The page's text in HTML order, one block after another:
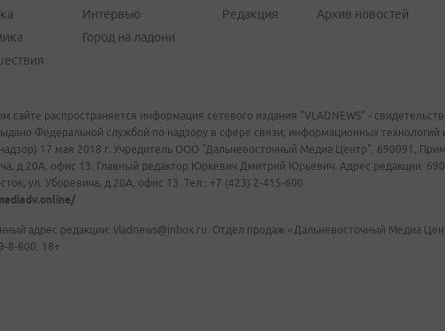
Интервью
Город на ладони
Редакция
Архив новостей
сайте распространяется информация сетевого издания "VLADNEWS" -
Федеральной службой по надзору в сфере связи, информационных технологий
17 мая 2018 г. Учредитель ООО "Дальневосточный Медиа Центр". 690091,
д.20А, офис 13. Главный редактор Юркевич Дмитрий Юрьевич. Адрес редакции:
ул. Уборевича, д.20А, офис 13. Тел.: +7 (423) 2-415-600.
адрес редакции: vladnews@inbox.ru. Отдел продаж «Дальневосточный Медиа
8-800. 18+